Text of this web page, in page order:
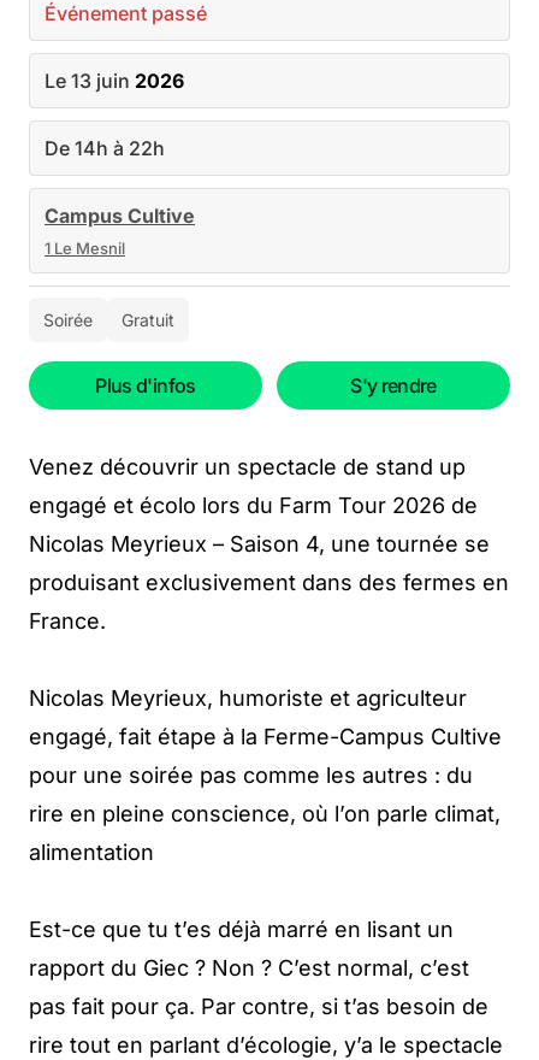
Événement passé
Le 13 juin 2026
De 14h à 22h
Campus Cultive
1 Le Mesnil
Soirée Gratuit
Plus d'infos S'y rendre
Venez découvrir un spectacle de stand up
engagé et écolo lors du Farm Tour 2026 de
Nicolas Meyrieux – Saison 4, une tournée se
produisant exclusivement dans des fermes en
France.
Nicolas Meyrieux, humoriste et agriculteur
engagé, fait étape à la Ferme-Campus Cultive
pour une soirée pas comme les autres : du
rire en pleine conscience, où l’on parle climat,
alimentation
Est-ce que tu t’es déjà marré en lisant un
rapport du Giec ? Non ? C’est normal, c’est
pas fait pour ça. Par contre, si t’as besoin de
rire tout en parlant d’écologie, y’a le spectacle